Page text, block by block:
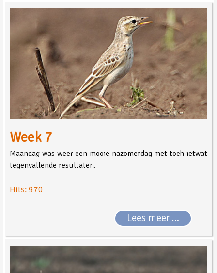
Week 7
Maandag was weer een mooie nazomerdag met toch ietwat
tegenvallende resultaten.
Hits: 970
Lees meer …